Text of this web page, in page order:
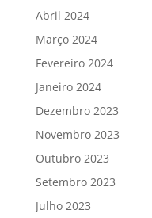
Abril 2024
Março 2024
Fevereiro 2024
Janeiro 2024
Dezembro 2023
Novembro 2023
Outubro 2023
Setembro 2023
Julho 2023